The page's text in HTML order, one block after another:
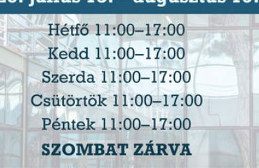
Sphero Robot – Gondolkodj gömbben!
augusztus 11. (kedd) 14:00 -
16:00